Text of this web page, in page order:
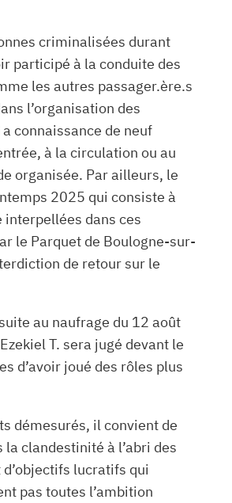
criminalisées durant
participé à la conduite des
les autres passager.ère.s
l’organisation des
connaissance de neuf
à la circulation ou au
organisée. Par ailleurs, le
2025 qui consiste à
interpellées dans ces
le Parquet de Boulogne-sur-
de retour sur le
au naufrage du 12 août
T. sera jugé devant le
d’avoir joué des rôles plus
démesurés, il convient de
clandestinité à l’abri des
lucratifs qui
pas toutes l’ambition